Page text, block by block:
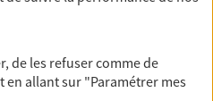
de les refuser comme de
en allant sur "Paramétrer mes